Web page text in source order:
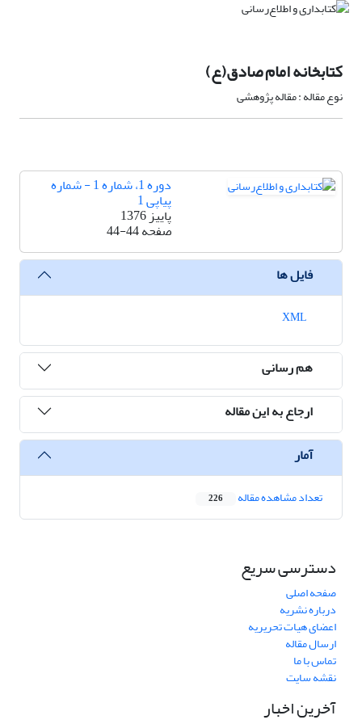
کتابخانه امام صادق(ع)
نوع مقاله : مقاله پژوهشی
دوره 1، شماره 1 - شماره
پیاپی 1
پاییز 1376
صفحه44-44
فایل ها
هم رسانی
ارجاع به این مقاله
آمار
تعداد مشاهده مقاله 226
دسترسی سریع
صفحه اصلی
درباره نشریه
اعضای هیات تحریریه
ارسال مقاله
تماس با ما
نقشه سایت
آخرین اخبار